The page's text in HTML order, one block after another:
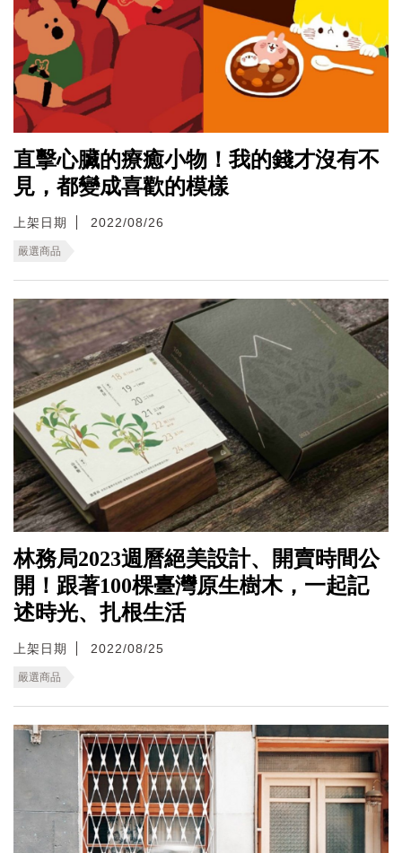
直擊心臟的療癒小物！我的錢才沒有不
見，都變成喜歡的模樣
上架日期 2022/08/26
嚴選商品
林務局2023週曆絕美設計、開賣時間公
開！跟著100棵臺灣原生樹木，一起記
述時光、扎根生活
上架日期 2022/08/25
嚴選商品